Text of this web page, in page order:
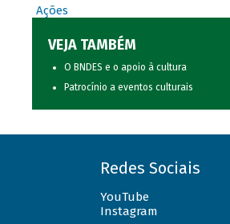
Ações
VEJA TAMBÉM
O BNDES e o apoio à cultura
Patrocínio a eventos culturais
Redes Sociais
YouTube
Instagram